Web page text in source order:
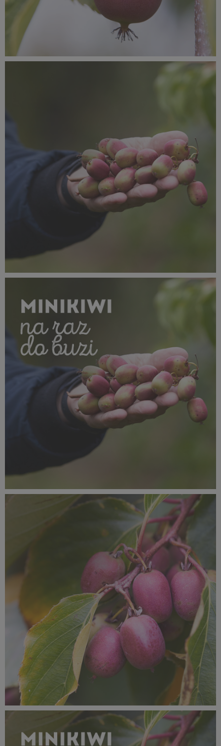
SUPEROWOCE Minikiwi (15).jpg
SUPEROWOCE Minikiwi (14).jpg
532 KB
SUPEROWOCE Minikiwi (13).jpg
SUPEROWOCE Minikiwi (12).jpg
701 KB